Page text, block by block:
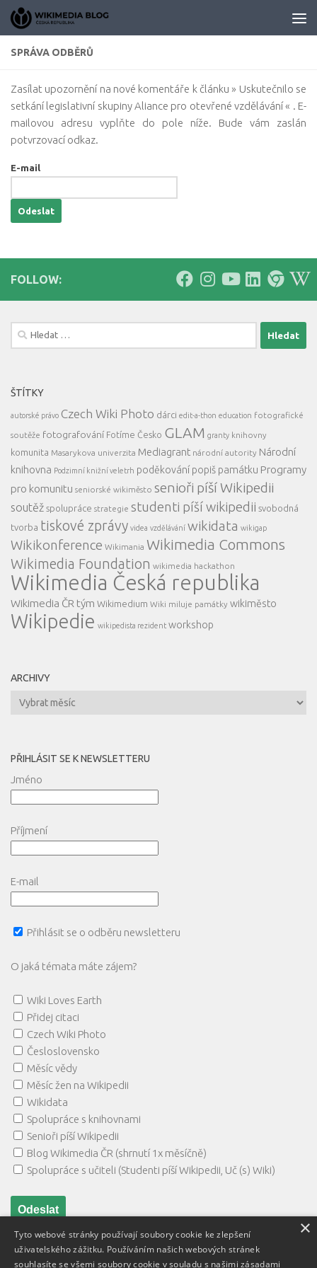
Skip to content
SPRÁVA ODBĚRŮ
Zasílat upozornění na nové komentáře k článku » Uskutečnilo se
setkání legislativní skupiny Aliance pro otevřené vzdělávání « . E-
mailovou adresu vyplňte do pole níže. Bude vám zaslán
potvrzovací odkaz.
E-mail
FOLLOW:
Vyhledávání
ŠTÍTKY
autorské právo Czech Wiki Photo dárci edit-a-thon education fotografické
soutěže fotografování Fotíme Česko GLAM granty knihovny
komunita Masarykova univerzita Mediagrant národní autority Národní
knihovna Podzimní knižní veletrh poděkování popiš památku Programy
pro komunitu seniorské wikiměsto senioři píší Wikipedii
soutěž spolupráce strategie studenti píší wikipedii svobodná
tvorba tiskové zprávy videa vzdělávání wikidata wikigap
Wikikonference Wikimania Wikimedia Commons
Wikimedia Foundation wikimedia hackathon
Wikimedia Česká republika
Wikimedia ČR tým Wikimedium Wiki miluje památky wikiměsto
Wikipedie wikipedista rezident workshop
ARCHIVY
Archivy
PŘIHLÁSIT SE K NEWSLETTERU
Jméno
Příjmení
E-mail
Přihlásit se o odběru newsletteru
O jaká témata máte zájem?
Wiki Loves Earth
Přidej citaci
Czech Wiki Photo
Česloslovensko
Měsíc vědy
Měsíc žen na Wikipedii
Wikidata
Spolupráce s knihovnami
Senioři píší Wikipedii
Blog Wikimedia ČR (shrnutí 1x měsíčně)
Spolupráce s učiteli (Studenti píší Wikipedii, Uč (s) Wiki)
×
Tyto webové stránky používají soubory cookie ke zlepšení
uživatelského zážitku. Používáním našich webových stránek
souhlasíte se všemi soubory cookie v souladu s našimi zásadami